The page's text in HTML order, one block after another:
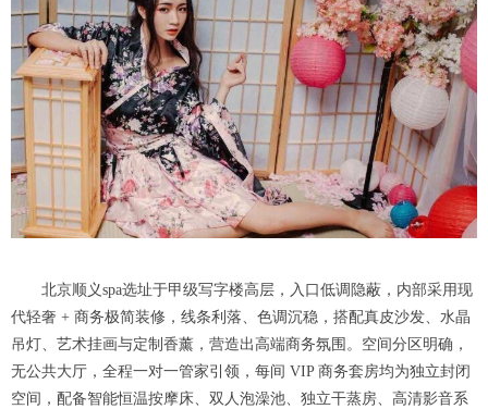
北京顺义spa选址于甲级写字楼高层，入口低调隐蔽，内部采用现
代轻奢 + 商务极简装修，线条利落、色调沉稳，搭配真皮沙发、水晶
吊灯、艺术挂画与定制香薰，营造出高端商务氛围。空间分区明确，
无公共大厅，全程一对一管家引领，每间 VIP 商务套房均为独立封闭
空间，配备智能恒温按摩床、双人泡澡池、独立干蒸房、高清影音系